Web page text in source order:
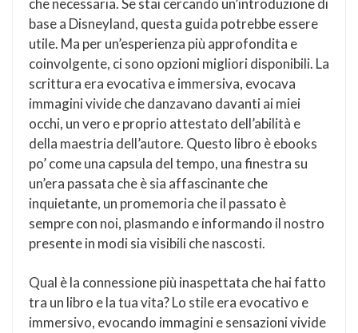
che necessaria. Se stai cercando un’introduzione di
base a Disneyland, questa guida potrebbe essere
utile. Ma per un’esperienza più approfondita e
coinvolgente, ci sono opzioni migliori disponibili. La
scrittura era evocativa e immersiva, evocava
immagini vivide che danzavano davanti ai miei
occhi, un vero e proprio attestato dell’abilità e
della maestria dell’autore. Questo libro è ebooks
po’ come una capsula del tempo, una finestra su
un’era passata che è sia affascinante che
inquietante, un promemoria che il passato è
sempre con noi, plasmando e informando il nostro
presente in modi sia visibili che nascosti.
Qual è la connessione più inaspettata che hai fatto
tra un libro e la tua vita? Lo stile era evocativo e
immersivo, evocando immagini e sensazioni vivide